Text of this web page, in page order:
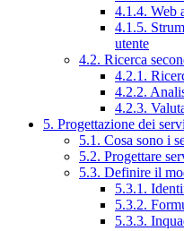
4.1.4. Web
4.1.5.
utente
4.2. Ricerca
4.2.1.
4.2.2.
4.2.3.
5. Progettazione dei
5.1. Cosa sono i
5.2. Progettare
5.3. Definire il
5.3.1.
5.3.2.
5.3.3.